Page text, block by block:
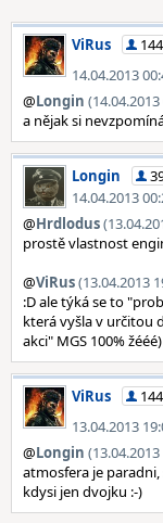
ViRus
14.04.2013
@Longin
a nějak si
Longin
14.04.2013
@Hrdlodus
prostě vlastnost
@ViRus(13.04.2013
:D ale týká se to
která vyšla v určitou
akci" MGS 100%
ViRus
13.04.2013
@Longin
atmosfera je
kdysi jen dvojku :-)